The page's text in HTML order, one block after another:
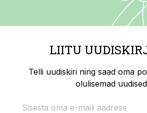
LIITU
Telli uudiskiri ning saad oma
olulisemad